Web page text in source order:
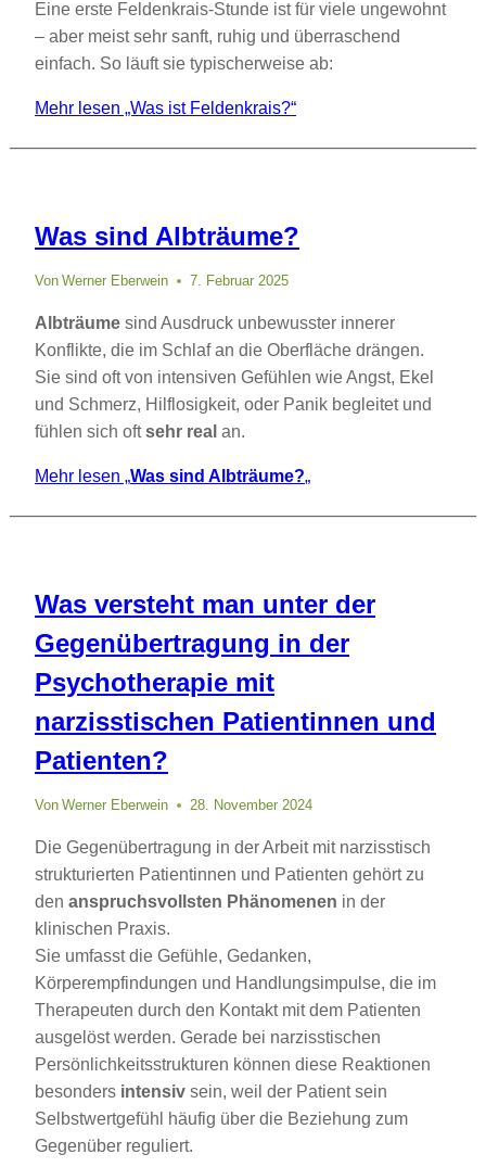
Eine erste Feldenkrais-Stunde ist für viele ungewohnt
– aber meist sehr sanft, ruhig und überraschend
einfach. So läuft sie typischerweise ab:
Mehr lesen „Was ist Feldenkrais?“
Was sind Albträume?
Von Werner Eberwein 7. Februar 2025
Albträume sind Ausdruck unbewusster innerer
Konflikte, die im Schlaf an die Oberfläche drängen.
Sie sind oft von intensiven Gefühlen wie Angst, Ekel
und Schmerz, Hilflosigkeit, oder Panik begleitet und
fühlen sich oftsehr real an.
Mehr lesen „Was sind Albträume?„
Was versteht man unter der
Gegenübertragung in der
Psychotherapie mit
narzisstischen Patientinnen und
Patienten?
Von Werner Eberwein 28. November 2024
Die Gegenübertragung in der Arbeit mit narzisstisch
strukturierten Patientinnen und Patienten gehört zu
den anspruchsvollsten Phänomenen in der
klinischen Praxis.
Sie umfasst die Gefühle, Gedanken,
Körperempfindungen und Handlungsimpulse, die im
Therapeuten durch den Kontakt mit dem Patienten
ausgelöst werden. Gerade bei narzisstischen
Persönlichkeitsstrukturen können diese Reaktionen
besonders intensiv sein, weil der Patient sein
Selbstwertgefühl häufig über die Beziehung zum
Gegenüber reguliert.